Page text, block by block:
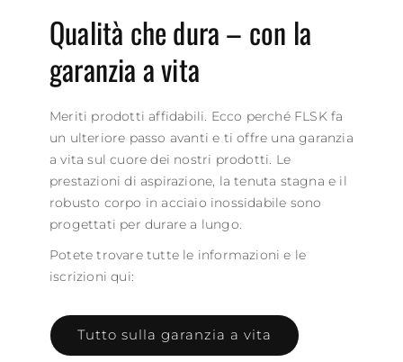
Qualità che dura – con la
garanzia a vita
Meriti prodotti affidabili. Ecco perché FLSK fa
un ulteriore passo avanti e ti offre una garanzia
a vita sul cuore dei nostri prodotti. Le
prestazioni di aspirazione, la tenuta stagna e il
robusto corpo in acciaio inossidabile sono
progettati per durare a lungo.
Potete trovare tutte le informazioni e le
iscrizioni qui:
Tutto sulla garanzia a vita